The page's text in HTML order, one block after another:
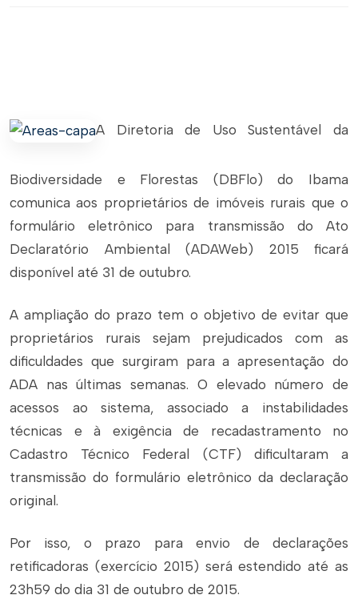
A Diretoria de Uso Sustentável da
Biodiversidade e Florestas (DBFlo) do Ibama
comunica aos proprietários de imóveis rurais que o
formulário eletrônico para transmissão do Ato
Declaratório Ambiental (ADAWeb) 2015 ficará
disponível até 31 de outubro.
A ampliação do prazo tem o objetivo de evitar que
proprietários rurais sejam prejudicados com as
dificuldades que surgiram para a apresentação do
ADA nas últimas semanas. O elevado número de
acessos ao sistema, associado a instabilidades
técnicas e à exigência de recadastramento no
Cadastro Técnico Federal (CTF) dificultaram a
transmissão do formulário eletrônico da declaração
original.
Por isso, o prazo para envio de declarações
retificadoras (exercício 2015) será estendido até as
23h59 do dia 31 de outubro de 2015.